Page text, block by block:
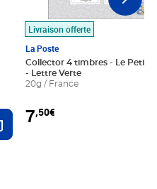
Ajouter au panier
Livraison offerte
La Poste
Collector 4 timbres - Le Petit
- Lettre Verte
20g / France
7,50€